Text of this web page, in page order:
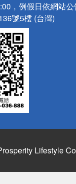
，例假日依網站
號5樓 (台灣)
Lifestyle